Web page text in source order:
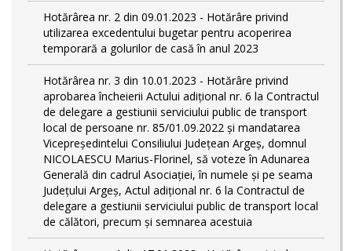
Hotărârea nr. 2 din 09.01.2023 - Hotărâre privind
utilizarea excedentului bugetar pentru acoperirea
temporară a golurilor de casă în anul 2023
Hotărârea nr. 3 din 10.01.2023 - Hotărâre privind
aprobarea încheierii Actului adițional nr. 6 la Contractul
de delegare a gestiunii serviciului public de transport
local de persoane nr. 85/01.09.2022 și mandatarea
Vicepreședintelui Consiliului Județean Argeș, domnul
NICOLAESCU Marius-Florinel, să voteze în Adunarea
Generală din cadrul Asociației, în numele și pe seama
Județului Argeș, Actul adițional nr. 6 la Contractul de
delegare a gestiunii serviciului public de transport local
de călători, precum și semnarea acestuia